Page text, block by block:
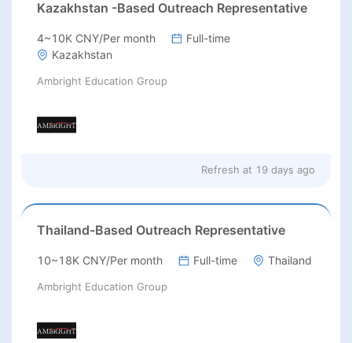
Kazakhstan -Based Outreach Representative
4~10K CNY/Per month
Full-time
Kazakhstan
Ambright Education Group
Refresh at 19 days ago
Thailand-Based Outreach Representative
10~18K CNY/Per month Full-time Thailand
Ambright Education Group